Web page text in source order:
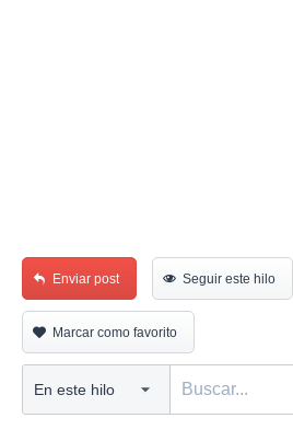
Enviar post Seguir este hilo
Marcar como favorito